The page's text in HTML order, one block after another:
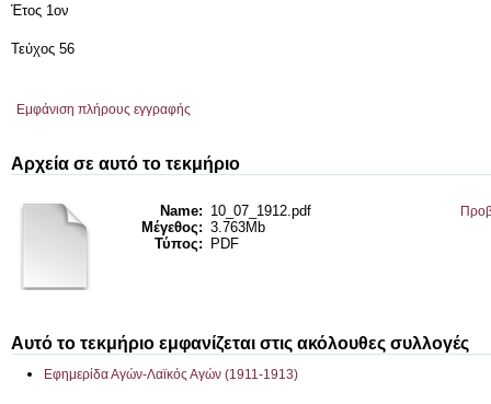
Έτος 1ον
Τεύχος 56
Εμφάνιση πλήρους εγγραφής
Αρχεία σε αυτό το τεκμήριο
Name: 10_07_1912.pdf
Μέγεθος: 3.763Mb
Τύπος:
PDF
Αυτό το τεκμήριο εμφανίζεται στις ακόλουθες συλλογές
Εφημερίδα Αγών-Λαϊκός Αγών (1911-1913)